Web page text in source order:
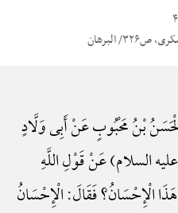
بْنُ مَحْبُوبٍ عَنْ أَبِی وَلَّادٍ
السلام) عَنْ قَوْلِ اللَّهِ
الْإِحْسَانُ؟ فَقَالَ: الْإِحْسَانُ